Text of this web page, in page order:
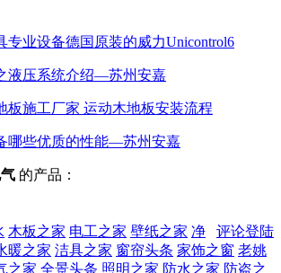
专业设备德国原装的威力Unicontrol6
液压系统介绍—苏州安嘉
板施工厂家 运动木地板安装流程
哪些优质的性能—苏州安嘉
的产品：
评论登陆
木板之家 电工之家 壁纸之家 净
暖之家 洁具之家 窗帘头条 家饰之窗 老姚
之家 全景头条 照明之家 防水之家 防盗之